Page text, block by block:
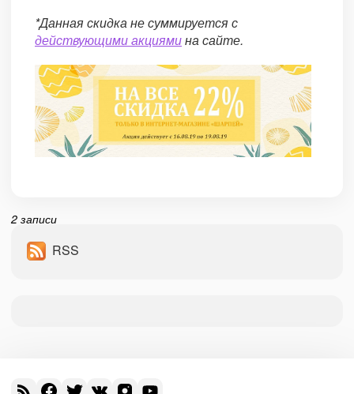
*Данная скидка не суммируется с
действующими акциямина сайте.
2 записи
RSS